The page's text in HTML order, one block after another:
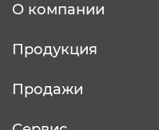
О компании
Продукция
Продажи